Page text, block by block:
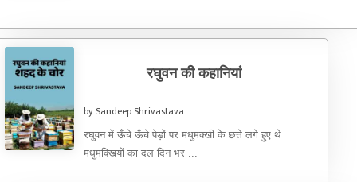
रघुवन की कहानियां
by Sandeep Shrivastava
रघुवन में ऊँचे ऊँचे पेड़ों पर मधुमक्खी के छत्ते लगे हुए थे
मधुमक्खियों का दल दिन भर ...